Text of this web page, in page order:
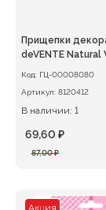
Прищепки
deVENTE Natural
Код: ГЦ-00008080
Артикул: 8120412
В наличии: 1
87,00₽
87,00 ₽.
69,60 ₽
Текущая
Акция